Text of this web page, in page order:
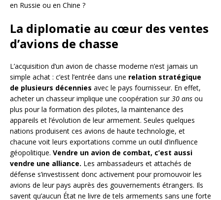
en Russie ou en Chine ?
La diplomatie au cœur des ventes
d’avions de chasse
L’acquisition d’un avion de chasse moderne n’est jamais un
simple achat : c’est l’entrée dans une relation stratégique
de plusieurs décennies avec le pays fournisseur. En effet,
acheter un chasseur implique une coopération sur30 ans ou
plus pour la formation des pilotes, la maintenance des
appareils et l’évolution de leur armement. Seules quelques
nations produisent ces avions de haute technologie, et
chacune voit leurs exportations comme un outil d’influence
géopolitique. Vendre un avion de combat, c’est aussi
vendre une alliance. Les ambassadeurs et attachés de
défense s’investissent donc activement pour promouvoir les
avions de leur pays auprès des gouvernements étrangers. Ils
savent qu’aucun État ne livre de tels armements sans une forte